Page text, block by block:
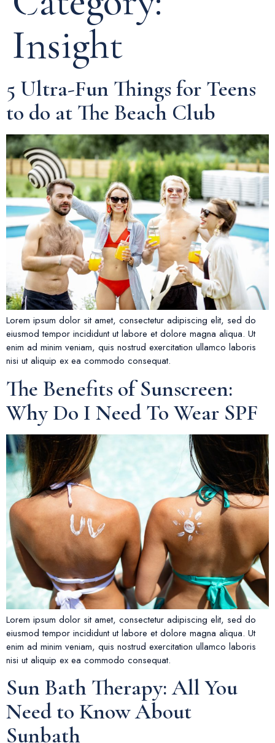
Insight
5 Ultra-Fun Things for Teens
to do at The Beach Club
Lorem ipsum dolor sit amet, consectetur adipiscing elit, sed do
eiusmod tempor incididunt ut labore et dolore magna aliqua. Ut
enim ad minim veniam, quis nostrud exercitation ullamco laboris
nisi ut aliquip ex ea commodo consequat.
The Benefits of Sunscreen:
Why Do I Need To Wear SPF
Lorem ipsum dolor sit amet, consectetur adipiscing elit, sed do
eiusmod tempor incididunt ut labore et dolore magna aliqua. Ut
enim ad minim veniam, quis nostrud exercitation ullamco laboris
nisi ut aliquip ex ea commodo consequat.
Sun Bath Therapy: All You
Need to Know About
Sunbath